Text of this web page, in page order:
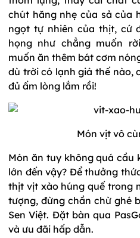
chút hăng nhẹ của sả của
ngọt tự nhiên của thịt, cứ
họng như chẳng muốn
muốn ăn thêm bát cơm
dù trời có lạnh giá thế nào,
đủ ấm lòng lắm rồi!
Món vịt vô
Món ăn tuy không quá cầu
lớn đến vậy? Để thưởng
thịt vịt xào húng quế trong
tượng, đừng chần chừ ghé
Sen Việt. Đặt bàn qua
và ưu đãi hấp dẫn.